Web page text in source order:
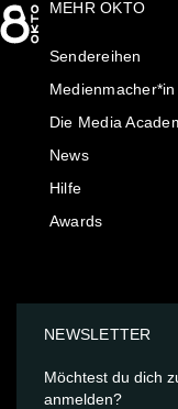
MEHR OKTO
Sendereihen
Die Media
News
Hilfe
Awards
NEWSLETTER
Möchtest du dich
anmelden?